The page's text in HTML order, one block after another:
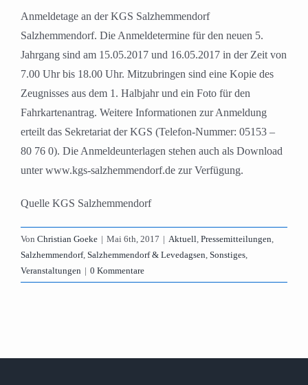
Anmeldetage an der KGS Salzhemmendorf
Salzhemmendorf. Die Anmeldetermine für den neuen 5.
Jahrgang sind am 15.05.2017 und 16.05.2017 in der Zeit von
7.00 Uhr bis 18.00 Uhr. Mitzubringen sind eine Kopie des
Zeugnisses aus dem 1. Halbjahr und ein Foto für den
Fahrkartenantrag. Weitere Informationen zur Anmeldung
erteilt das Sekretariat der KGS (Telefon-Nummer: 05153 –
80 76 0). Die Anmeldeunterlagen stehen auch als Download
unter www.kgs-salzhemmendorf.de zur Verfügung.
Quelle KGS Salzhemmendorf
Von Christian Goeke | Mai 6th, 2017 | Aktuell, Pressemitteilungen,
Salzhemmendorf, Salzhemmendorf & Levedagsen, Sonstiges,
Veranstaltungen | 0 Kommentare